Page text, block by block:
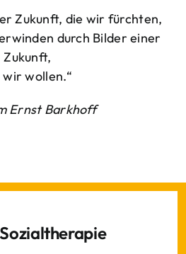
Zukunft, die wir fürchten,
durch Bilder einer
Zukunft,
wir wollen.“
Ernst Barkhoff
Sozialtherapie